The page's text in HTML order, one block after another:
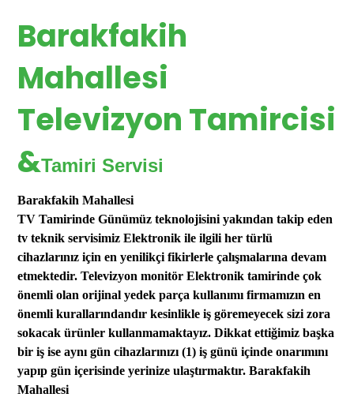
Barakfakih
Mahallesi
Televizyon Tamircisi
&Tamiri Servisi
Barakfakih Mahallesi
TV Tamirinde Günümüz teknolojisini yakından takip eden
tv teknik servisimiz Elektronik ile ilgili her türlü
cihazlarınız içinen yenilikçi fikirlerle çalışmalarınadevam
etmektedir.Televizyon monitörElektronik tamirinde çok
önemli olan orijinal yedek parça kullanımı firmamızın en
önemli kurallarındandır kesinlikle iş göremeyecek sizi zora
sokacak ürünler kullanmamaktayız.Dikkat ettiğimiz başka
bir iş ise aynı gün cihazlarınızı (1) iş günü içinde onarımını
yapıpgün içerisinde yerinizeulaştırmaktır. Barakfakih
Mahallesi